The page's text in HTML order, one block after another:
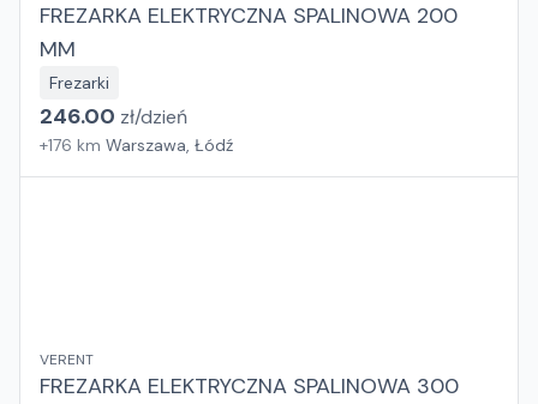
FREZARKA ELEKTRYCZNA SPALINOWA 200
MM
Frezarki
246.00 zł/dzień
+176 km Warszawa, Łódź
VERENT
FREZARKA ELEKTRYCZNA SPALINOWA 300